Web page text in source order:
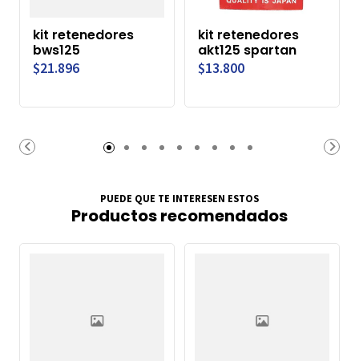
kit retenedores
bws125
$21.896
kit retenedores
akt125 spartan
$13.800
PUEDE QUE TE INTERESEN ESTOS
Productos recomendados